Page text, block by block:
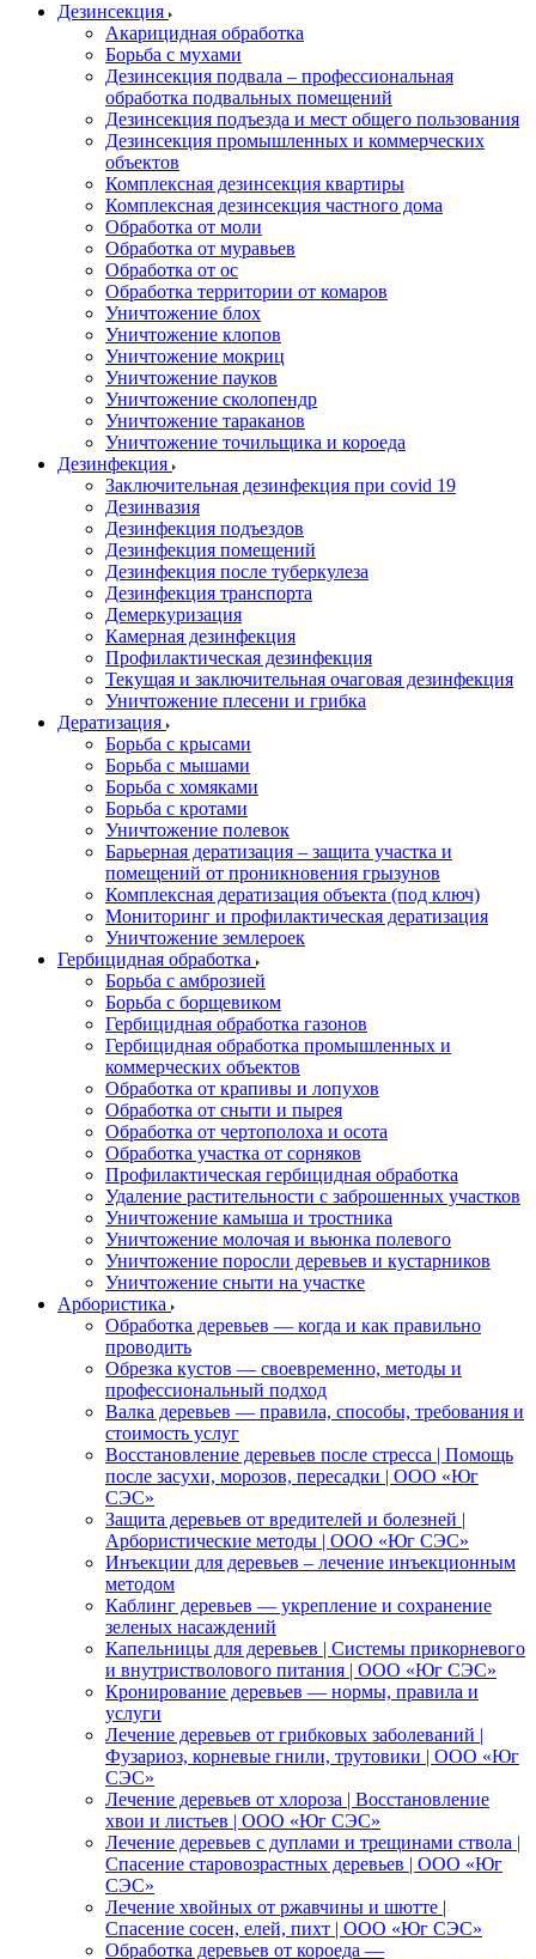
Дезинсекция
Акарицидная обработка
Борьба с мухами
Дезинсекция подвала – профессиональная
обработка подвальных помещений
Дезинсекция подъезда и мест общего пользования
Дезинсекция промышленных и коммерческих
объектов
Комплексная дезинсекция квартиры
Комплексная дезинсекция частного дома
Обработка от моли
Обработка от муравьев
Обработка от ос
Обработка территории от комаров
Уничтожение блох
Уничтожение клопов
Уничтожение мокриц
Уничтожение пауков
Уничтожение сколопендр
Уничтожение тараканов
Уничтожение точильщика и короеда
Дезинфекция
Заключительная дезинфекция при covid 19
Дезинвазия
Дезинфекция подъездов
Дезинфекция помещений
Дезинфекция после туберкулеза
Дезинфекция транспорта
Демеркуризация
Камерная дезинфекция
Профилактическая дезинфекция
Текущая и заключительная очаговая дезинфекция
Уничтожение плесени и грибка
Дератизация
Борьба с крысами
Борьба с мышами
Борьба с хомяками
Борьба с кротами
Уничтожение полевок
Барьерная дератизация – защита участка и
помещений от проникновения грызунов
Комплексная дератизация объекта (под ключ)
Мониторинг и профилактическая дератизация
Уничтожение землероек
Гербицидная обработка
Борьба с амброзией
Борьба с борщевиком
Гербицидная обработка газонов
Гербицидная обработка промышленных и
коммерческих объектов
Обработка от крапивы и лопухов
Обработка от сныти и пырея
Обработка от чертополоха и осота
Обработка участка от сорняков
Профилактическая гербицидная обработка
Удаление растительности с заброшенных участков
Уничтожение камыша и тростника
Уничтожение молочая и вьюнка полевого
Уничтожение поросли деревьев и кустарников
Уничтожение сныти на участке
Арбористика
Обработка деревьев — когда и как правильно
проводить
Обрезка кустов — своевременно, методы и
профессиональный подход
Валка деревьев — правила, способы, требования и
стоимость услуг
Восстановление деревьев после стресса | Помощь
после засухи, морозов, пересадки | ООО «Юг
СЭС»
Защита деревьев от вредителей и болезней |
Арбористические методы | ООО «Юг СЭС»
Инъекции для деревьев – лечение инъекционным
методом
Каблинг деревьев — укрепление и сохранение
зеленых насаждений
Капельницы для деревьев | Системы прикорневого
и внутристволового питания | ООО «Юг СЭС»
Кронирование деревьев — нормы, правила и
услуги
Лечение деревьев от грибковых заболеваний |
Фузариоз, корневые гнили, трутовики | ООО «Юг
СЭС»
Лечение деревьев от хлороза | Восстановление
хвои и листьев | ООО «Юг СЭС»
Лечение деревьев с дуплами и трещинами ствола |
Спасение старовозрастных деревьев | ООО «Юг
СЭС»
Лечение хвойных от ржавчины и шютте |
Спасение сосен, елей, пихт | ООО «Юг СЭС»
Обработка деревьев от короеда —